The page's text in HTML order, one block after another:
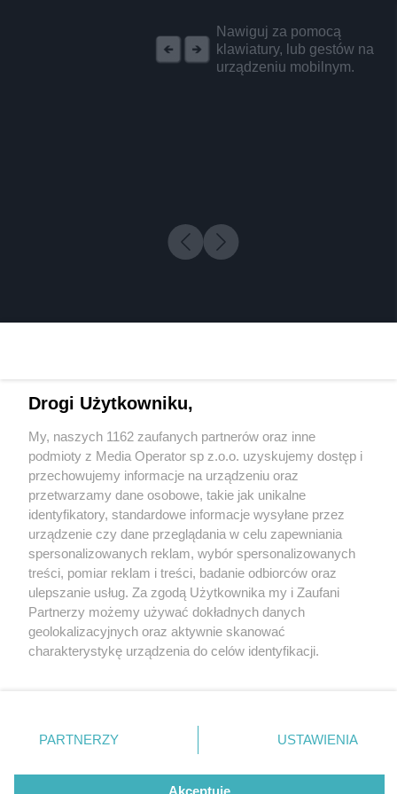
Nawiguj za pomocą
klawiatury, lub gestów na
urządzeniu mobilnym.
1 / 0
Wydawca mediów lokalnych
Nie zapomnij
zapoznać się z:
polityką prywatności regulamin korzystania z portali
Twojemiasto
Piekary Śląskie
Chorzów
Tarnowskie Góry
Gliwice
Skontakuj sięz nami
Kontakt
Wydawca
Redakcja
Drogi Użytkowniku,
My, naszych 1162 zaufanych partnerów oraz inne
podmioty z Media Operator sp z.o.o. uzyskujemy dostęp i
przechowujemy informacje na urządzeniu oraz
przetwarzamy dane osobowe, takie jak unikalne
identyfikatory, standardowe informacje wysyłane przez
urządzenie czy dane przeglądania w celu zapewniania
spersonalizowanych reklam, wybór spersonalizowanych
treści, pomiar reklam i treści, badanie odbiorców oraz
ulepszanie usług. Za zgodą Użytkownika my i Zaufani
Partnerzy możemy używać dokładnych danych
geolokalizacyjnych oraz aktywnie skanować
charakterystykę urządzenia do celów identyfikacji.
zmienić/wycofać klikając przycisk ustawień prywatności
znajdujący się w lewym dolnym rogu strony
rodzaje przetwarzania danych nie wymagają zgody
użytkownika, ale masz prawo sprzeciwić się takiemu
PARTNERZY USTAWIENIA
Akceptuję